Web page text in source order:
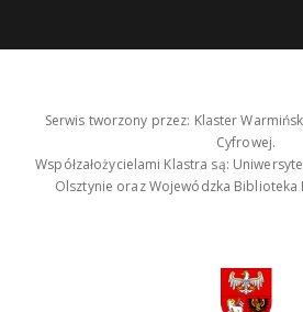
Serwis tworzony przez: Klaster
Cyfrowej.
Współzałożycielami Klastra są:
Olsztynie oraz Wojewódzka Biblioteka